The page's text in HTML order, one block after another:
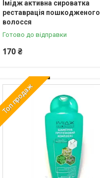
Імідж активна сироватка
реставрація пошкодженого
волосся
Готово до відправки
170 ₴
Топ продаж